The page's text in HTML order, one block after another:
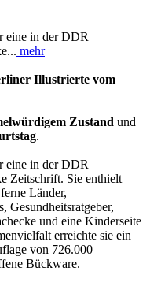
eine in der DDR
mehr
Illustrierte vom
Zustand und
.
eine in der DDR
Zeitschrift. Sie enthielt
Länder,
Gesundheitsratgeber,
und eine Kinderseite
erreichte sie ein
von 726.000
Bückware.